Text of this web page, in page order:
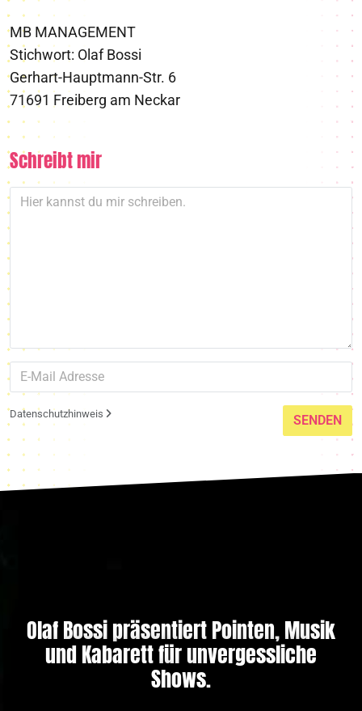
MB MANAGEMENT
Stichwort: Olaf Bossi
Gerhart-Hauptmann-Str. 6
71691 Freiberg am Neckar
Schreibt mir
Datenschutzhinweis SENDEN
Olaf Bossi präsentiert Pointen, Musik
und Kabarett für unvergessliche
Shows.